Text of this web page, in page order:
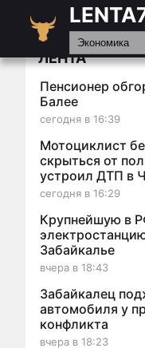
Главная
Новости
Видео
Статьи
ЛЕНТА
Пенсионер
Балее
сегодня в 16:39
Мотоциклист
скрыться от
устроил ДТП в
сегодня в 16:29
Крупнейшую в
Забайкалье
вчера в 18:43
Забайкалец
автомобиля у
конфликта
вчера в 18:23